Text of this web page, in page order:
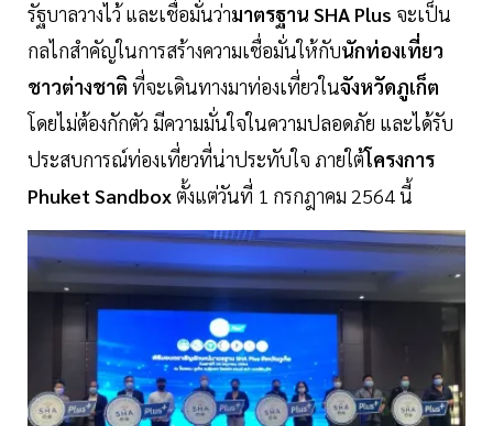
รัฐบาลวางไว้ และเชื่อมั่นว่ามาตรฐาน SHA Plus จะเป็น
กลไกสำคัญในการสร้างความเชื่อมั่นให้กับนักท่องเที่ยว
ชาวต่างชาติ ที่จะเดินทางมาท่องเที่ยวในจังหวัดภูเก็ต
โดยไม่ต้องกักตัว มีความมั่นใจในความปลอดภัย และได้รับ
ประสบการณ์ท่องเที่ยวที่น่าประทับใจ ภายใต้โครงการ
Phuket Sandboxตั้งแต่วันที่ 1 กรกฎาคม 2564 นี้